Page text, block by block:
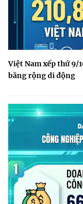
Việt Nam xếp thứ 9/
băng rộng di động